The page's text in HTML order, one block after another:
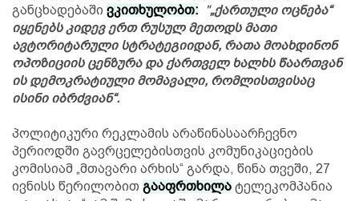
განცხადებაში ვკითხულობთ: "„ქართული ოცნება“
იყენებს კიდევ ერთ რუსულ მეთოდს მათი
ავტორიტარული სტრატეგიიდან, რათა მოახდინონ
ოპოზიციის ცენზურა და ქართველ ხალხს წაართვან
ის დემოკრატიული მომავალი, რომლისთვისაც
ისინი იბრძვიან“.
პოლიტიკური რეკლამის არაწინასაარჩევნო
პერიოდში გავრცელებისთვის კომუნიკაციების
კომისიამ „მთავარი არხის“ გარდა, წინა თვეში, 27
ივნისს წერილობით გააფრთხილა ტელეკომპანია